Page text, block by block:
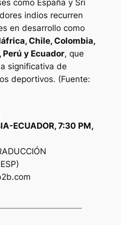
como España y Sri
indios recurren
en desarrollo como
Chile, Colombia,
y Ecuador, que
significativa de
deportivos. (Fuente:
ECUADOR, 7:30 PM,